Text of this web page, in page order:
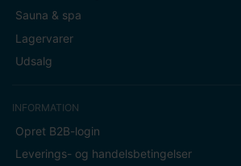
Sauna & spa
Lagervarer
Udsalg
INFORMATION
Opret B2B-login
Leverings- og handelsbetingelser